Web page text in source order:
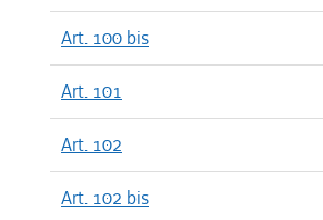
Art. 100 bis
Art. 101
Art. 102
Art. 102 bis